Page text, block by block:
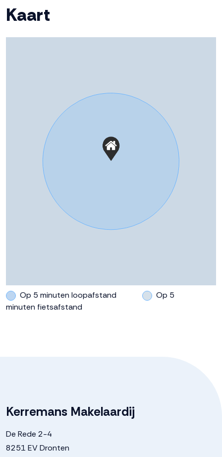
Kaart
Op 5 minuten loopafstand
Op 5
minuten fietsafstand
Kerremans Makelaardij
De Rede 2-4
8251 EV Dronten